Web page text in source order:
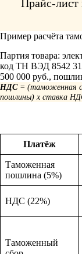
Прайс-лист
Пример расчёта
Партия товара:
код ТН ВЭД 8542 31
500 000 руб.,
НДС= (таможенная
пошлины) x ставка
Платёж
Таможенная
пошлина (5%)
НДС (22%)
Таможенный